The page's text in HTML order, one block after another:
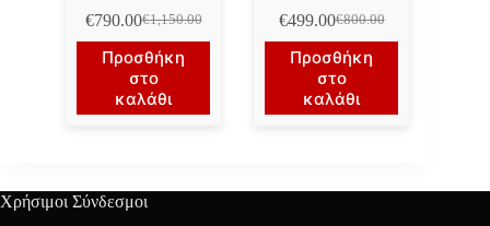
€1,150.00
Original
price
was:
€1,150.00.
€790.00Η
τρέχουσα
τιμή
είναι:
€790.00.
Προσθήκη
στο
καλάθι
€800.00
Original
price
was:
€800.00.
€499.00Η
τρέχουσα
τιμή
είναι:
€499.00.
Προσθήκη
στο
καλάθι
Χρήσιμοι Σύνδεσμοι